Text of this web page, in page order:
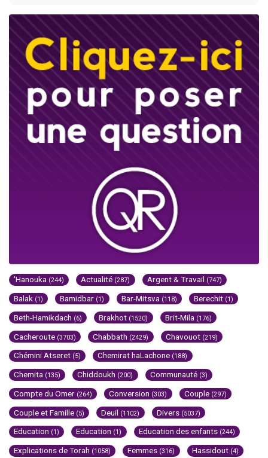
'Hanouka (244) Actualité (287) Argent & Travail (747)
Balak (1) Bamidbar (1) Bar-Mitsva (118) Berechit (1)
Beth-Hamikdach (6) Brakhot (1520) Brit-Mila (176)
Cacheroute (3703) Chabbath (2429) Chavouot (219)
Chémini Atseret (5) Chemirat haLachone (188)
Chemita (135) Chiddoukh (200) Communauté (3)
Compte du Omer (264) Conversion (303) Couple (297)
Couple et Famille (5) Deuil (1102) Divers (5037)
Education (1) Education (1) Education des enfants (244)
Explications de Torah (1058) Femmes (316) Hassidout (4)